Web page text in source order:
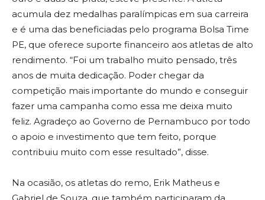
acumula dez medalhas paralímpicas em sua carreira
e é uma das beneficiadas pelo programa Bolsa Time
PE, que oferece suporte financeiro aos atletas de alto
rendimento. “Foi um trabalho muito pensado, três
anos de muita dedicação. Poder chegar da
competição mais importante do mundo e conseguir
fazer uma campanha como essa me deixa muito
feliz. Agradeço ao Governo de Pernambuco por todo
o apoio e investimento que tem feito, porque
contribuiu muito com esse resultado”, disse.
Na ocasião, os atletas do remo, Erik Matheus e
Gabriel de Souza, que também participaram da